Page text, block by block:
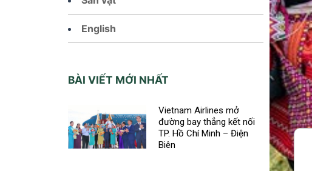
English
BÀI VIẾT MỚI NHẤT
Vietnam Airlines mở
đường bay thẳng kết nối
TP. Hồ Chí Minh – Điện
Biên